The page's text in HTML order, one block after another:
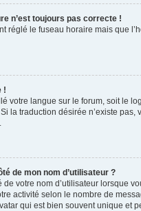
n’est toujours pas correcte !
réglé le fuseau horaire mais que
!
votre langue sur le forum, soit le
la traduction désirée n’existe
de mon nom d’utilisateur ?
votre nom d’utilisateur lorsque
activité selon le nombre de
qui est bien souvent unique et